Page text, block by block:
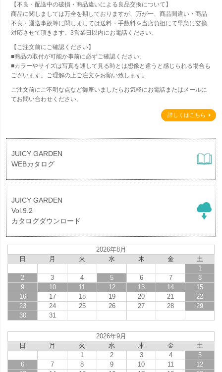
【不良・配送中の破損・商品違いによる良品交換について】
商品に関しましては万全を期しておりますが、万が一、商品間違い・商品
不良・運送事故等に関しましては送料・手数料を当店負担にて早急に交換
対応させて頂きます。3営業日以内にお電話ください。
【ご注文前にご確認ください】
■商品の取付が可能か事前に必ずご確認ください。
■カラーやサイズは写真を通して見る時とは想像と違うと感じられる場合も
ございます。ご理解の上ご注文をお願い致します。
ご注文前にご不明な点など御座いましたらお気軽にお電話またはメールに
てお問い合わせください。
詳しくはこちら
JUICY GARDEN
WEBカタログ
JUICY GARDEN
Vol.9.2
カタログダウンロード
2026年8月
日
月 火 水 木 金
土
1
2
3 4 5 6 7
8
9
10 11 12 13 14
15
16
17 18 19 20 21
22
23
24 25 26 27 28
29
30
31
2026年9月
日
月 火 水 木 金
土
1
2 3 4
5
6
7 8 9 10 11
12